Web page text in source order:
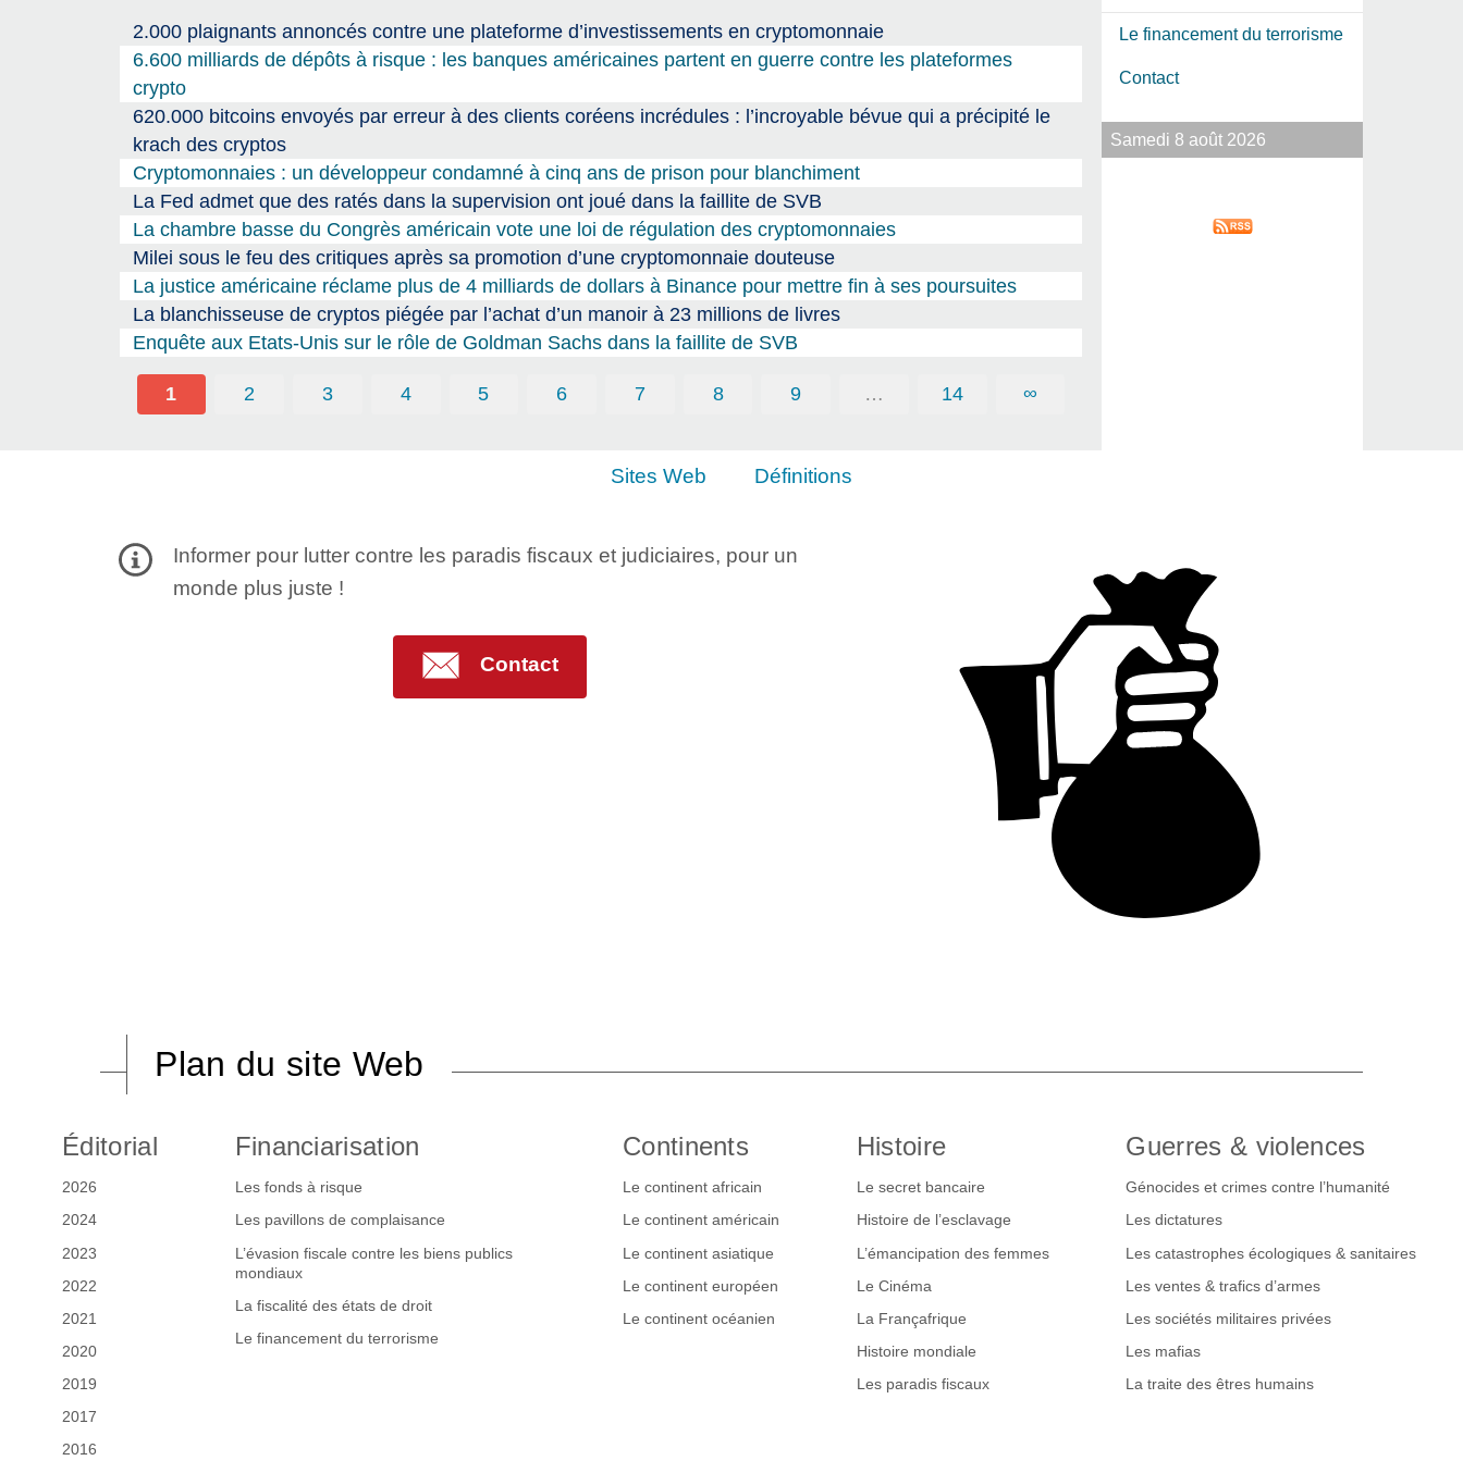
2.000 plaignants annoncés contre une plateforme d’investissements en cryptomonnaie
6.600 milliards de dépôts à risque : les banques américaines partent en guerre contre les plateformes
crypto
620.000 bitcoins envoyés par erreur à des clients coréens incrédules : l’incroyable bévue qui a précipité le
krach des cryptos
Cryptomonnaies : un développeur condamné à cinq ans de prison pour blanchiment
La Fed admet que des ratés dans la supervision ont joué dans la faillite de SVB
La chambre basse du Congrès américain vote une loi de régulation des cryptomonnaies
Milei sous le feu des critiques après sa promotion d’une cryptomonnaie douteuse
La justice américaine réclame plus de 4 milliards de dollars à Binance pour mettre fin à ses poursuites
La blanchisseuse de cryptos piégée par l’achat d’un manoir à 23 millions de livres
Enquête aux Etats-Unis sur le rôle de Goldman Sachs dans la faillite de SVB
1 2 3 4 5 6 7 8 9 … 14 ∞
Le financement du terrorisme
Contact
Samedi 8 août 2026
Sites Web Définitions
Informer pour lutter contre les paradis fiscaux et judiciaires, pour un
monde plus juste !
Contact
Plan du site Web
Éditorial
2026
2024
2023
2022
2021
2020
2019
2017
2016
Financiarisation
Les fonds à risque
Les pavillons de complaisance
L’évasion fiscale contre les biens publics
mondiaux
La fiscalité des états de droit
Le financement du terrorisme
Continents
Le continent africain
Le continent américain
Le continent asiatique
Le continent européen
Le continent océanien
Histoire
Le secret bancaire
Histoire de l’esclavage
L’émancipation des femmes
Le Cinéma
La Françafrique
Histoire mondiale
Les paradis fiscaux
Guerres & violences
Génocides et crimes contre l’humanité
Les dictatures
Les catastrophes écologiques & sanitaires
Les ventes & trafics d’armes
Les sociétés militaires privées
Les mafias
La traite des êtres humains